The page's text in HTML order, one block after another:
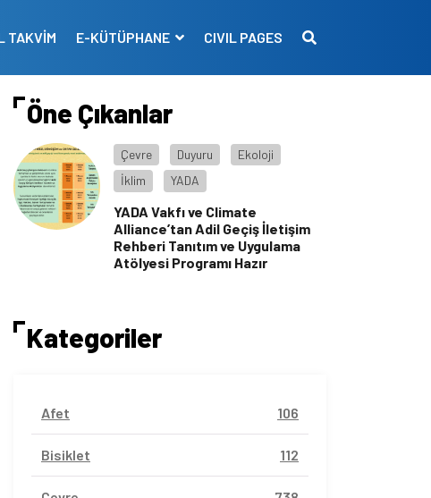
TAKVİM E-KÜTÜPHANE CIVIL PAGES
Öne Çıkanlar
Çevre Duyuru
Ekoloji
İklim
YADA
YADA Vakfı ve Climate
Alliance’tan Adil Geçiş İletişim
Rehberi Tanıtım ve Uygulama
Atölyesi Programı Hazır
Kategoriler
Afet 106
Bisiklet 112